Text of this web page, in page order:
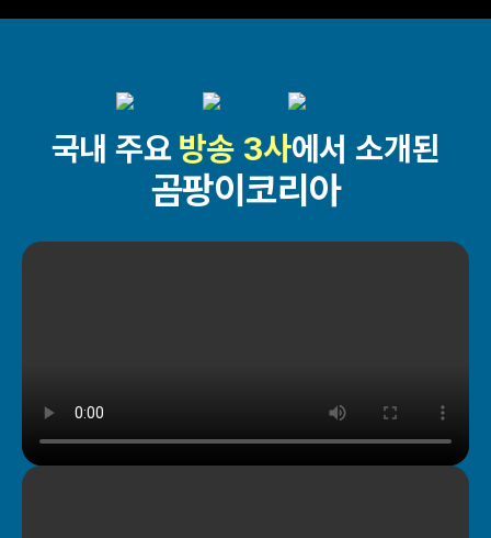
국내 주요 방송 3사에서 소개된
곰팡이코리아